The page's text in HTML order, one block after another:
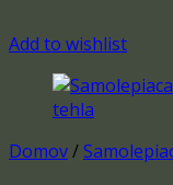
Add to wishlist
Domov/